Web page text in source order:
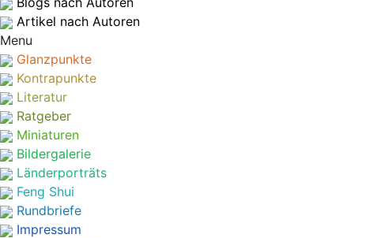
Artikel nach Autoren
Menu
Glanzpunkte
Kontrapunkte
Literatur
Ratgeber
Miniaturen
Bildergalerie
Länderporträts
Feng Shui
Rundbriefe
Impressum